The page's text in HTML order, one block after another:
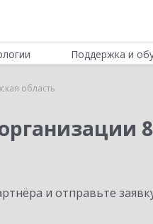
Поддержка и
область
и отправьте